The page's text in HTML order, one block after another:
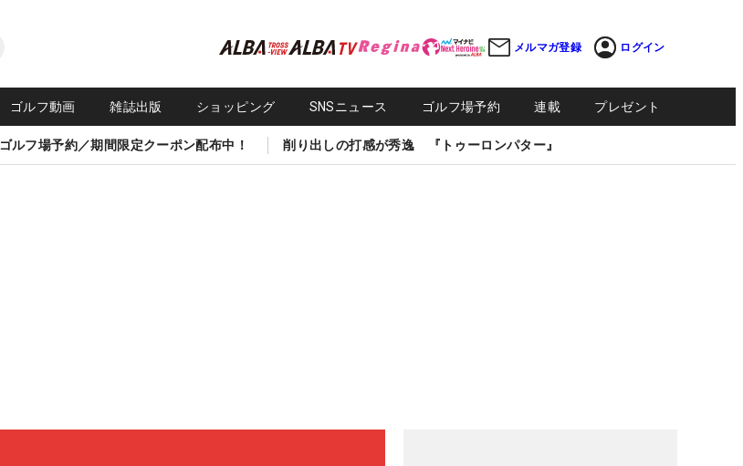
メルマガ登録 ログイン
ゴルフ動画 雑誌出版 ショッピング SNSニュース ゴルフ場予約 連載 プレゼント
ゴルフ場予約／期間限定クーポン配布中！ 削り出しの打感が秀逸 『トゥーロンパター』